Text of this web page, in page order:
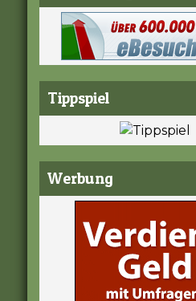
Tippspiel
Werbung